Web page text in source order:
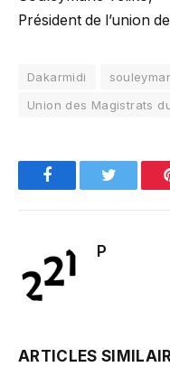
Président de l’union
Dakarmidi
Union des Magistrats
FacebookTwitter
P
ARTICLES